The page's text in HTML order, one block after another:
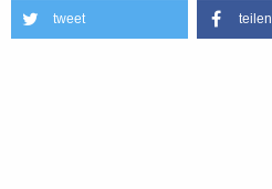
tweet teilen